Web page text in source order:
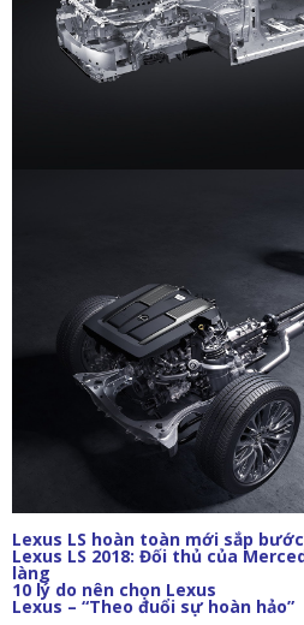
Lexus LS hoàn toàn mới sắp
Lexus LS 2018: Đối thủ của
làng
10 lý do nên chọn Lexus
Lexus – “Theo đuổi sự hoàn hảo”